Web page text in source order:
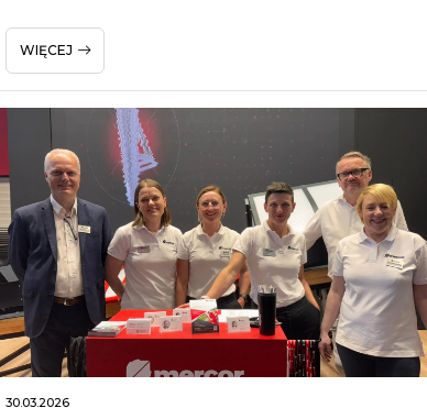
WIĘCEJ
30.03.2026